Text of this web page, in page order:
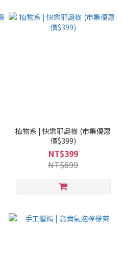
植物系 | 快樂耶誕樹 (市集優惠
價$399)
NT$399
NT$699